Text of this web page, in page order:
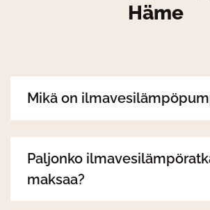
Häme
Mikä on
Paljonko
maksaa?